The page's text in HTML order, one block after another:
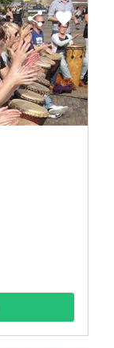
share favorite